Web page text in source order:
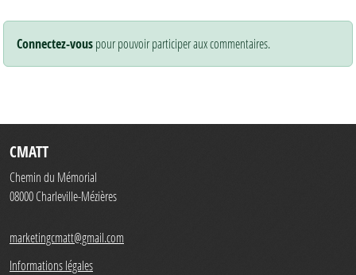
Connectez-vouspour pouvoir participer aux commentaires.
CMATT
Chemin du Mémorial
08000Charleville-Mézières
marketingcmatt@gmail.com
Informations légales